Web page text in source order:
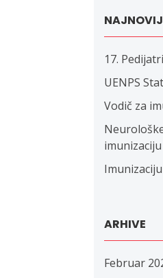
17.
UENPS
Vodič za
ARHIVE
Februar